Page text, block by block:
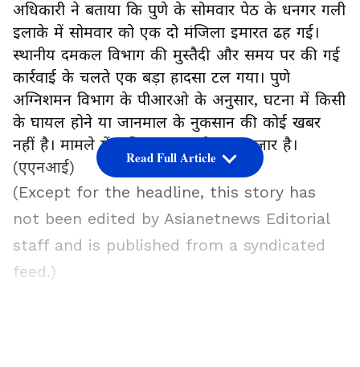
अधिकारी ने बताया कि पुणे के सोमवार पेठ के धनगर गली
इलाके में सोमवार को एक दो मंजिला इमारत ढह गई।
स्थानीय दमकल विभाग की मुस्तैदी और समय पर की गई
कार्रवाई के चलते एक बड़ा हादसा टल गया। पुणे
अग्निशमन विभाग के पीआरओ के अनुसार, घटना में किसी
के घायल होने या जानमाल के नुकसान की कोई खबर
नहीं है। मामले में अधिक जानकारी का इंतजार है।
(एएनआई)
(Except for the headline, this story has
not been edited by Asianetnews Editorial
staff and is published from a syndicated
feed.)
Read Full Article